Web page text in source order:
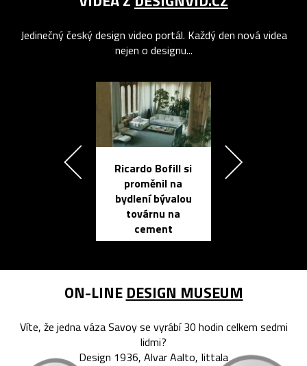
Jedinečný český design video portál. Každý den nová videa
nejen o designu...
Ricardo Bofill si
proměnil na
bydlení bývalou
továrnu na
cement
ON-LINE DESIGN MUSEUM
Víte, že jedna váza Savoy se vyrábí 30 hodin celkem sedmi
lidmi?
Design 1936, Alvar Aalto, Iittala